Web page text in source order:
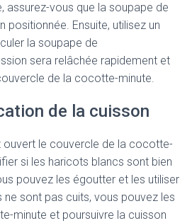
assurez-vous que la soupape de
positionnée. Ensuite, utilisez un
la soupape de
sera relâchée rapidement et
de la cocotte-minute.
de la cuisson
ouvert le couvercle de la cocotte-
si les haricots blancs sont bien
pouvez les égoutter et les utiliser
ne sont pas cuits, vous pouvez les
minute et poursuivre la cuisson